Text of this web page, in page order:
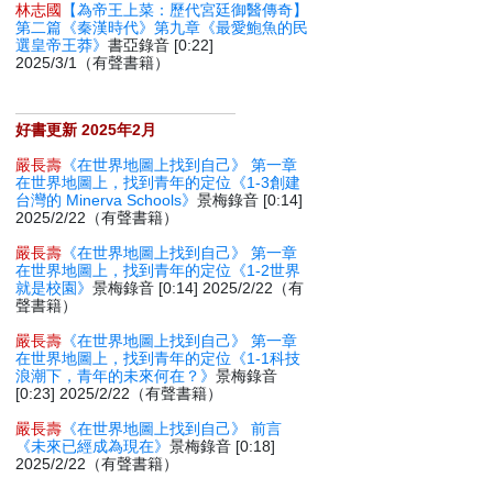
林志國
【為帝王上菜：歷代宮廷御醫傳奇】
第二篇《秦漢時代》第九章《最愛鮑魚的民
選皇帝王莽》書亞錄音 [0:22]
2025/3/1（有聲書籍）
好書更新 2025年2月
嚴長壽 《在世界地圖上找到自己》 第一章
在世界地圖上，找到青年的定位《1-3創建
台灣的 Minerva Schools》景梅錄音 [0:14]
2025/2/22（有聲書籍）
嚴長壽 《在世界地圖上找到自己》 第一章
在世界地圖上，找到青年的定位《1-2世界
就是校園》景梅錄音 [0:14] 2025/2/22（有
聲書籍）
嚴長壽 《在世界地圖上找到自己》 第一章
在世界地圖上，找到青年的定位《1-1科技
浪潮下，青年的未來何在？》景梅錄音
[0:23] 2025/2/22（有聲書籍）
嚴長壽 《在世界地圖上找到自己》 前言
《未來已經成為現在》景梅錄音 [0:18]
2025/2/22（有聲書籍）